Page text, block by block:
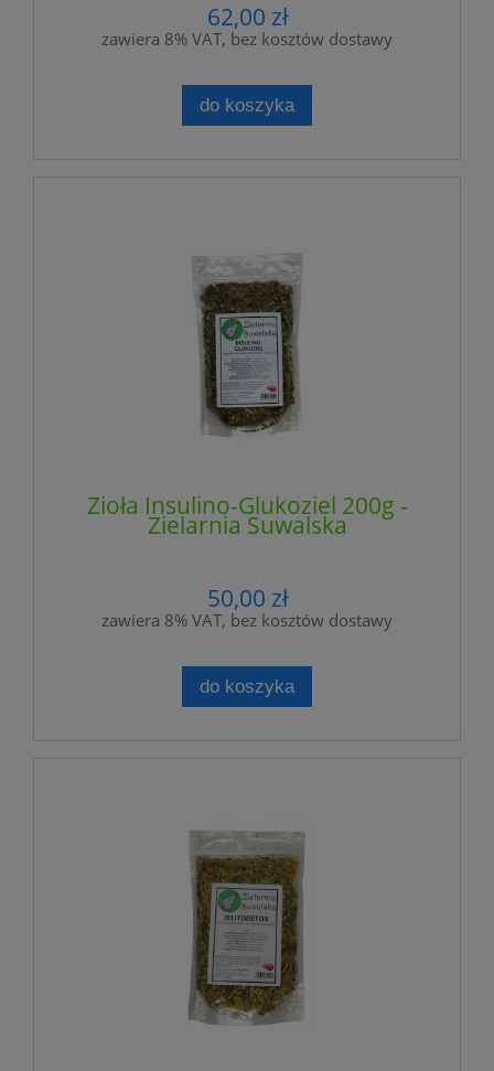
62,00 zł
zawiera 8% VAT, bez kosztów dostawy
do koszyka
Zioła Insulino-Glukoziel 200g -
Zielarnia Suwalska
50,00 zł
zawiera 8% VAT, bez kosztów dostawy
do koszyka